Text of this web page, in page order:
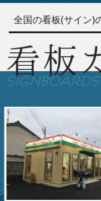
全国の看板(サイン)